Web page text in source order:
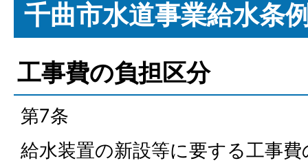
千曲市水道事業給水条
工事費の負担区分
第7条
給水装置の新設等に要する工事